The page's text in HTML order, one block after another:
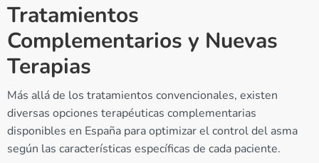
Tratamientos
Complementarios y Nuevas
Terapias
Más allá de los tratamientos convencionales, existen
diversas opciones terapéuticas complementarias
disponibles en España para optimizar el control del asma
según las características específicas de cada paciente.